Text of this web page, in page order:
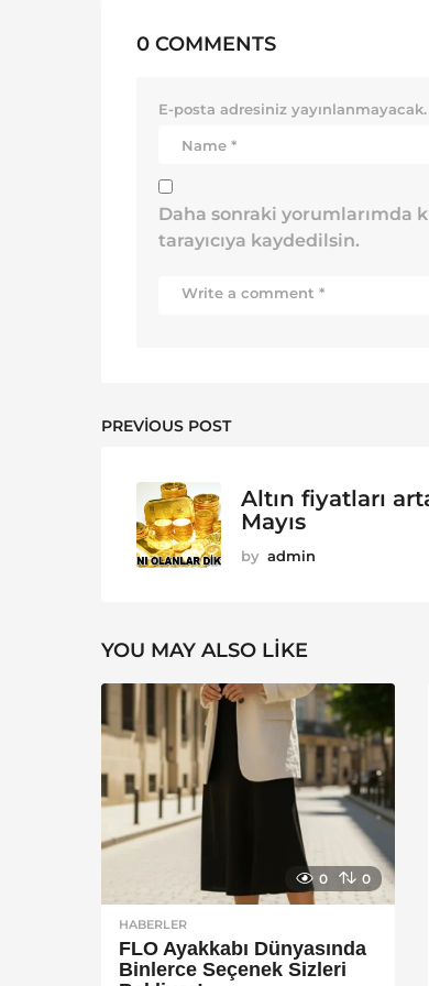
0 COMMENTS
E-posta adresiniz yayınlanmayacak.
Daha sonraki yorumlarımda
tarayıcıya kaydedilsin.
PREVIOUS POST
Altın fiyatları
Mayıs
by admin
YOU MAY ALSO LIKE
0 0
HABERLER
FLO Ayakkabı Dünyasında
Binlerce Seçenek Sizleri